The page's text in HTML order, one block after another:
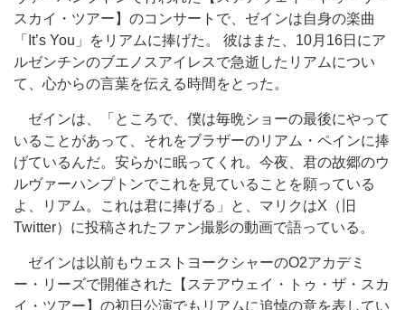
スカイ・ツアー】のコンサートで、ゼインは自身の楽曲
「It’s You」をリアムに捧げた。 彼はまた、10月16日にア
ルゼンチンのブエノスアイレスで急逝したリアムについ
て、心からの言葉を伝える時間をとった。
ゼインは、「ところで、僕は毎晩ショーの最後にやって
いることがあって、それをブラザーのリアム・ペインに捧
げているんだ。安らかに眠ってくれ。今夜、君の故郷のウ
ルヴァーハンプトンでこれを見ていることを願っている
よ、リアム。これは君に捧げる」と、マリクはX（旧
Twitter）に投稿されたファン撮影の動画で語っている。
ゼインは以前もウェストヨークシャーのO2アカデミ
ー・リーズで開催された【ステアウェイ・トゥ・ザ・スカ
イ・ツアー】の初日公演でもリアムに追悼の意を表してい